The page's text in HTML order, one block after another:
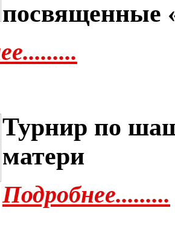
посвященные
Турнир по
матери
Подробнее.........